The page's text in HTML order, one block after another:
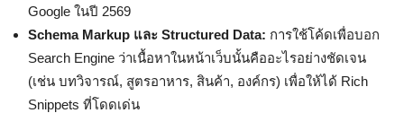
Google ในปี 2569
Schema Markup และ Structured Data: การใช้โค้ดเพื่อบอก
Search Engine ว่าเนื้อหาในหน้าเว็บนั้นคืออะไรอย่างชัดเจน
(เช่น บทวิจารณ์, สูตรอาหาร, สินค้า, องค์กร) เพื่อให้ได้ Rich
Snippets ที่โดดเด่น